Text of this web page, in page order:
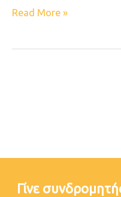
Read More »
Γίνε